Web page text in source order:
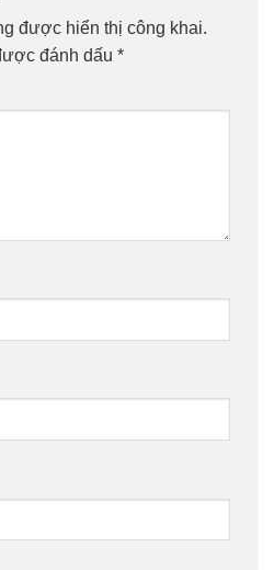
được hiển thị công khai.
đánh dấu *